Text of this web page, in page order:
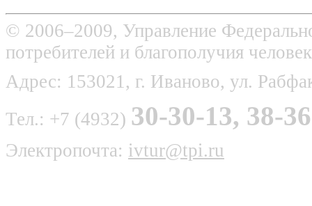
© 2006–2009, Управление
потребителей и благополучия
Адрес: 153021, г. Иваново, ул.
Тел.: +7 (4932) 30-30-13, 38-
Электропочта: ivtur@tpi.ru